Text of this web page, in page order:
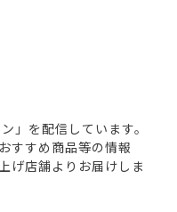
」を配信しています。
すすめ商品等の情報
げ店舗よりお届けしま